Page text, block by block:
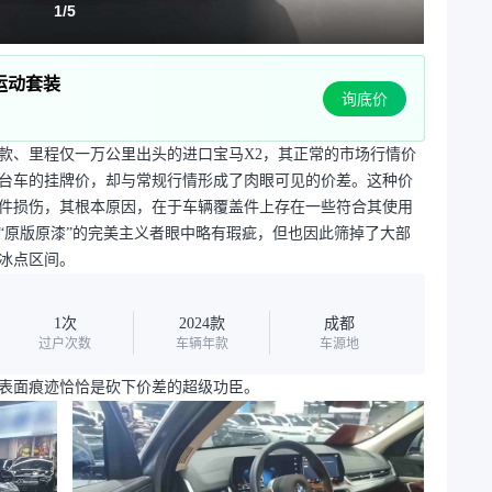
1/5
动套装
询底价
、里程仅一万公里出头的进口宝马X2，其正常的市场行情价
车的挂牌价，却与常规行情形成了肉眼可见的价差。这种价
损伤，其根本原因，在于车辆覆盖件上存在一些符合其使用
版原漆”的完美主义者眼中略有瑕疵，但也因此筛掉了大部
点区间。
1次
过户次数
2024款
车辆年款
成都
车源地
面痕迹恰恰是砍下价差的超级功臣。